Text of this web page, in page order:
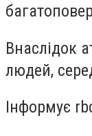
Внаслідок
людей,
Інформує